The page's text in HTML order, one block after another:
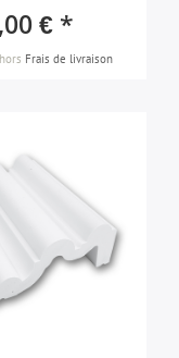
€ *
hors Frais de livraison